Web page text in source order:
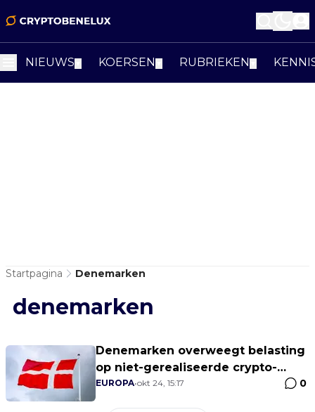
NIEUWS KOERSEN RUBRIEKEN
Startpagina Denemarken
denemarken
Denemarken overweegt belasting
op niet-gerealiseerde crypto-
winsten
EUROPA•okt 24, 15:17 0